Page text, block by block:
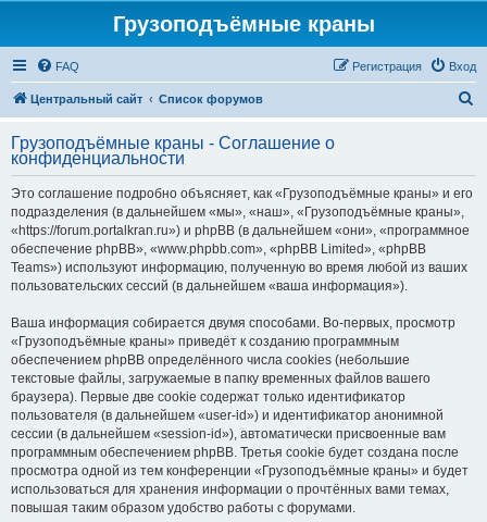
Грузоподъёмные краны
FAQ Вход
Регистрация
Центральный сайт Список форумов
с
Грузоподъёмные краны - Соглашение о
конфиденциальности
Это соглашение подробно объясняет, как «Грузоподъёмные краны» и его
подразделения (в дальнейшем «мы», «наш», «Грузоподъёмные краны»,
«https://forum.portalkran.ru») и phpBB (в дальнейшем «они», «программное
обеспечение phpBB», «www.phpbb.com», «phpBB Limited», «phpBB
Teams») используют информацию, полученную во время любой из ваших
пользовательских сессий (в дальнейшем «ваша информация»).
Ваша информация собирается двумя способами. Во-первых, просмотр
«Грузоподъёмные краны» приведёт к созданию программным
обеспечением phpBB определённого числа cookies (небольшие
текстовые файлы, загружаемые в папку временных файлов вашего
браузера). Первые две cookie содержат только идентификатор
пользователя (в дальнейшем «user-id») и идентификатор анонимной
сессии (в дальнейшем «session-id»), автоматически присвоенные вам
программным обеспечением phpBB. Третья cookie будет создана после
просмотра одной из тем конференции «Грузоподъёмные краны» и будет
использоваться для хранения информации о прочтённых вами темах,
повышая таким образом удобство работы с форумами.